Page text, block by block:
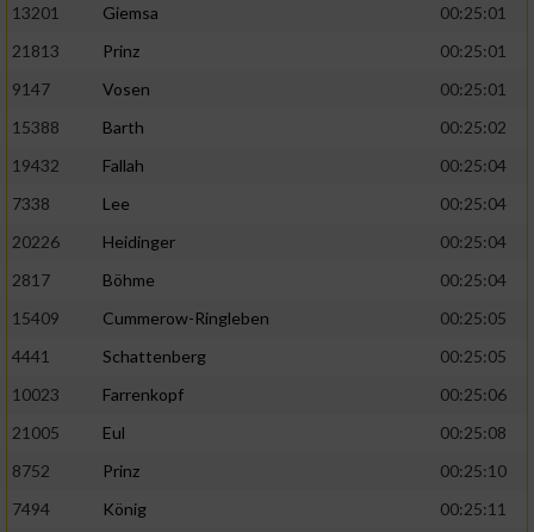
13201
Giemsa
00:25:01
21813
Prinz
00:25:01
9147
Vosen
00:25:01
15388
Barth
00:25:02
19432
Fallah
00:25:04
7338
Lee
00:25:04
20226
Heidinger
00:25:04
2817
Böhme
00:25:04
15409
Cummerow-Ringleben
00:25:05
4441
Schattenberg
00:25:05
10023
Farrenkopf
00:25:06
21005
Eul
00:25:08
8752
Prinz
00:25:10
7494
König
00:25:11